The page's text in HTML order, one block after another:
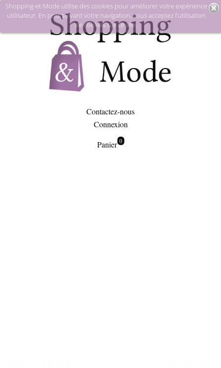
Contactez-nous
Connexion
Panier 0
Shopping-et-Mode utilise des cookies pour améliorer votre expérience
utilisateur. En poursuivant votre navigation, vous acceptez l’utilisation
de cookies sur ce site.